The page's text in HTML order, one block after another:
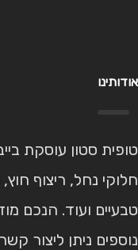
אודותינו
טופית סטון עוסקת
חלוקי נחל, ריצוף
טבעיים ועוד. הנכם
נוספים ניתן ליצור